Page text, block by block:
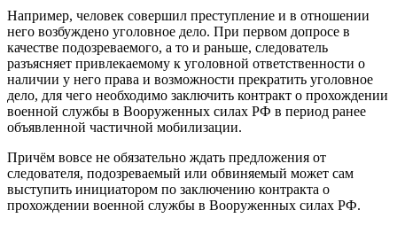
Например, человек совершил преступление и в отношении
него возбуждено уголовное дело. При первом допросе в
качестве подозреваемого, а то и раньше, следователь
разъясняет привлекаемому к уголовной ответственности о
наличии у него права и возможности прекратить уголовное
дело, для чего необходимо заключить контракт о прохождении
военной службы в Вооруженных силах РФ в период ранее
объявленной частичной мобилизации.
Причём вовсе не обязательно ждать предложения от
следователя, подозреваемый или обвиняемый может сам
выступить инициатором по заключению контракта о
прохождении военной службы в Вооруженных силах РФ.